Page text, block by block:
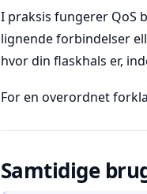
I praksis fungerer QoS
lignende forbindelser
hvor din flaskhals er,
For en overordnet
Samtidige